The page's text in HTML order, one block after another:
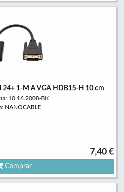
24+ 1-M A VGA HDB15-H 10 cm
10.16.2008-BK
NANOCABLE
7,40 €
Comprar